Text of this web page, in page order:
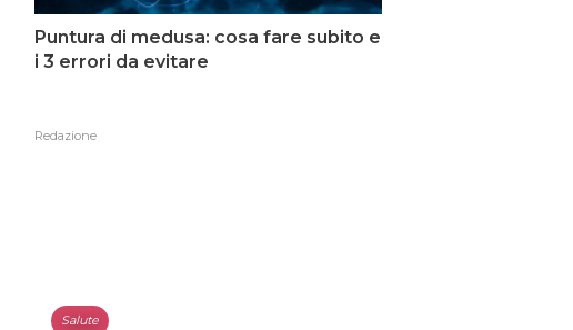
Puntura di medusa: cosa fare subito e
i 3 errori da evitare
Redazione
Salute